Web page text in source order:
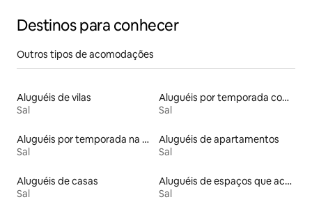
Destinos para conhecer
Outros tipos de acomodações
Aluguéis de vilas
Sal
Aluguéis por temporada com acesso à praia
Sal
Aluguéis por temporada na orla
Sal
Aluguéis de apartamentos
Sal
Aluguéis de casas
Sal
Aluguéis de espaços que aceitam animais de estimação
Sal